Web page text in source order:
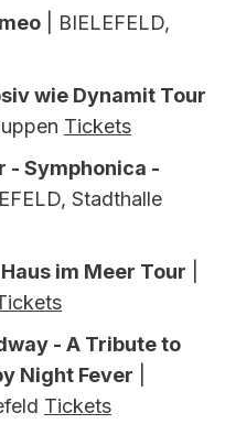
| BIELEFELD,
wie Dynamit Tour
Tickets
- Symphonica -
Stadthalle
im Meer Tour
- A Tribute to
Night Fever
Tickets